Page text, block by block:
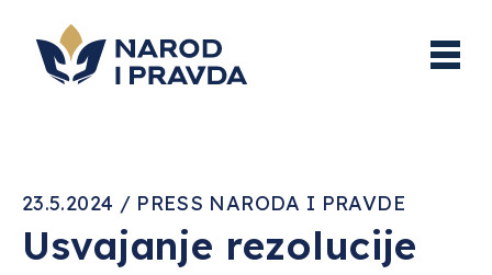
23.5.2024 / PRESS NARODA I PRAVDE
Usvajanje rezolucije